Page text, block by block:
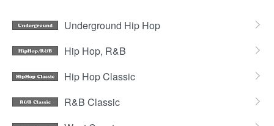
Underground Hip Hop
Hip Hop, R&B
Hip Hop Classic
R&B Classic